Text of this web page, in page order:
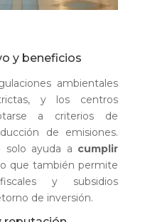
y beneficios
ambientales
y los centros
a criterios de
de emisiones.
solo ayuda a cumplir
que también permite
y subsidios
de inversión.